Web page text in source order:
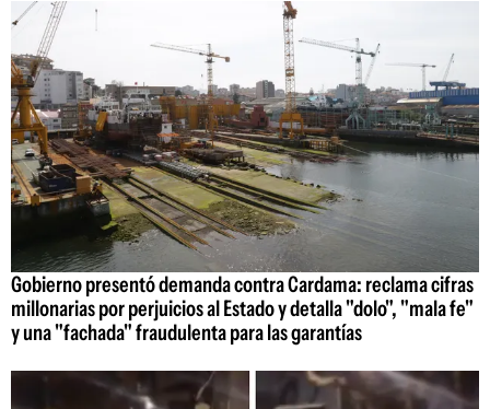
Gobierno presentó demanda contra Cardama: reclama cifras
millonarias por perjuicios al Estado y detalla "dolo", "mala fe"
y una "fachada" fraudulenta para las garantías